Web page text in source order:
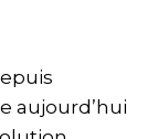
aujourd’hui